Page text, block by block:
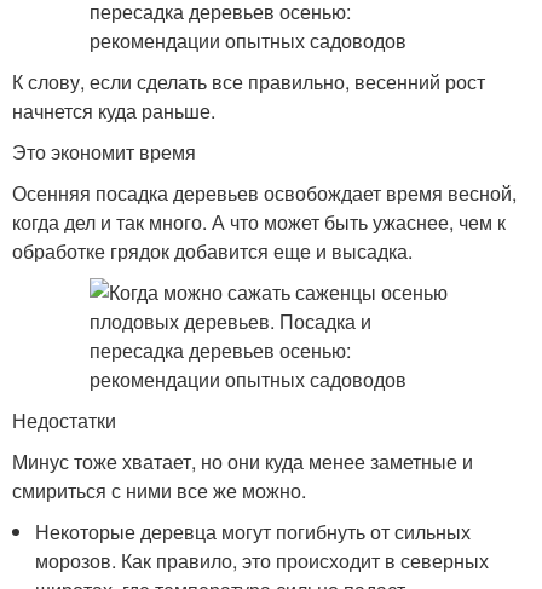
К слову, если сделать все правильно, весенний рост
начнется куда раньше.
Это экономит время
Осенняя посадка деревьев освобождает время весной,
когда дел и так много. А что может быть ужаснее, чем к
обработке грядок добавится еще и высадка.
Недостатки
Минус тоже хватает, но они куда менее заметные и
смириться с ними все же можно.
Некоторые деревца могут погибнуть от сильных
морозов. Как правило, это происходит в северных